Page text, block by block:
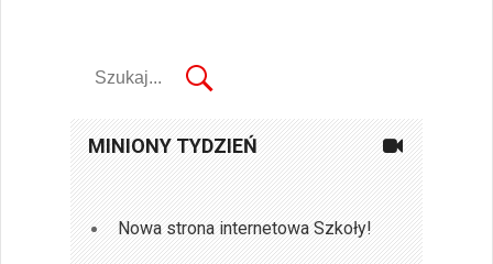
MINIONY TYDZIEŃ
Nowa strona internetowa Szkoły!